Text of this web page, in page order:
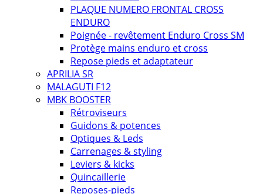
PLAQUE NUMERO FRONTAL CROSS
ENDURO
Poignée - revêtement Enduro Cross SM
Protège mains enduro et cross
Repose pieds et adaptateur
APRILIA SR
MALAGUTI F12
MBK BOOSTER
Rétroviseurs
Guidons & potences
Optiques & Leds
Carrenages & styling
Leviers & kicks
Quincaillerie
Reposes-pieds